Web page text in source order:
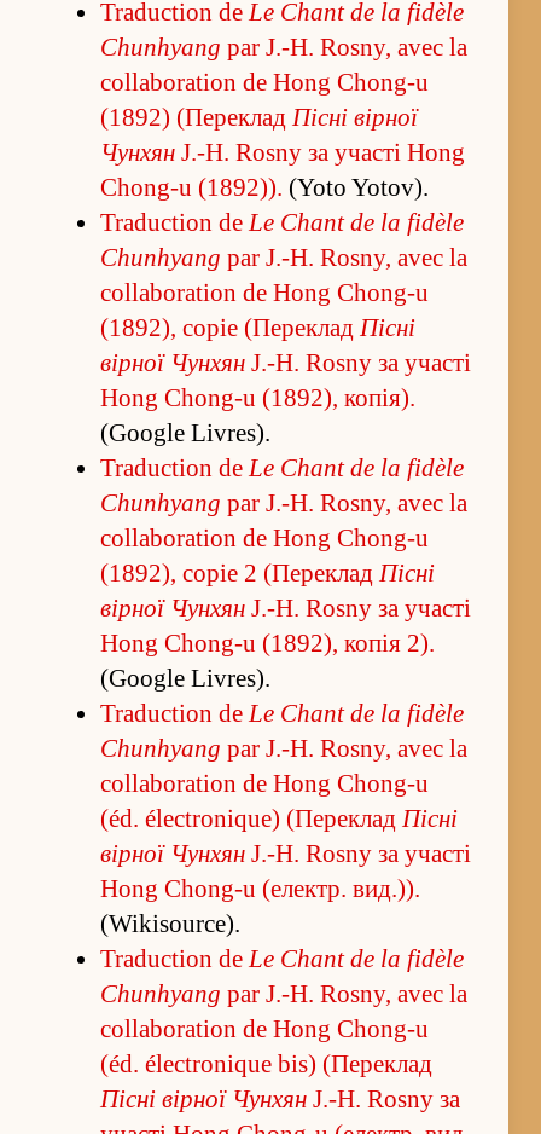
Traduction deLe Chant de la fidèle
Chunhyang par J.-H. Rosny, avec la
collaboration de Hong Chong-u
(1892) (Переклад Пісні вірної
ЧунхянJ.-H. Rosny за участі Hong
Chong-u (1892)). (Yoto Yotov).
Traduction deLe Chant de la fidèle
Chunhyang par J.-H. Rosny, avec la
collaboration de Hong Chong-u
(1892), copie (Переклад Пісні
вірної ЧунхянJ.-H. Rosny за участі
Hong Chong-u (1892), копія).
(Google Livres).
Traduction deLe Chant de la fidèle
Chunhyang par J.-H. Rosny, avec la
collaboration de Hong Chong-u
(1892), copie 2 (Переклад Пісні
вірної ЧунхянJ.-H. Rosny за участі
Hong Chong-u (1892), копія 2).
(Google Livres).
Traduction deLe Chant de la fidèle
Chunhyang par J.-H. Rosny, avec la
collaboration de Hong Chong-u
(éd. électronique) (Переклад Пісні
вірної ЧунхянJ.-H. Rosny за участі
Hong Chong-u (електр. вид.)).
(Wikisource).
Traduction deLe Chant de la fidèle
Chunhyang par J.-H. Rosny, avec la
collaboration de Hong Chong-u
(éd. électronique bis) (Переклад
Пісні вірної ЧунхянJ.-H. Rosny за